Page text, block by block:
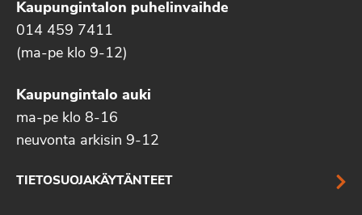
Kaupungintalon puhelinvaihde
014 459 7411
(ma-pe klo 9-12)
Kaupungintalo auki
ma-pe klo 8-16
neuvonta arkisin 9-12
TIETOSUOJAKÄYTÄNTEET